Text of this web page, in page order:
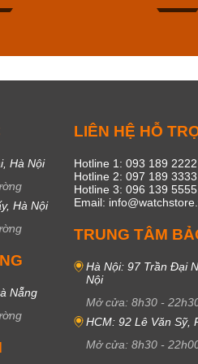
Hà Nội
Hà Nội
Nẵng
LIÊN HỆ HỖ
Hotline 1: 093 189 2222
Hotline 2: 097 189 3333
Hotline 3: 096 139 5555
Email:
TRUNG TÂM
Hà Nội: 97 Trần Đại
Nội
Mở cửa: 8h30 -
HCM: 92 Lê Văn Sỹ,
Mở cửa: 8h30 -